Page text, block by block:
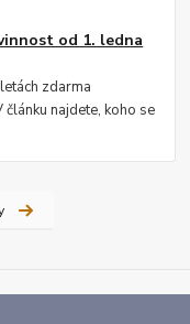
od 1. ledna
zdarma
najdete, koho se